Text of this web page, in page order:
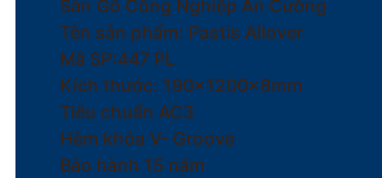
Sàn Gỗ Công Nghiệp An Cường
Tên sản phẩm: Pastis Allover
Mã SP:447 PL
Kích thước: 190x1200x8mm
Tiêu chuẩn AC3
Hèm khóa V- Groove
Bảo hành 15 năm